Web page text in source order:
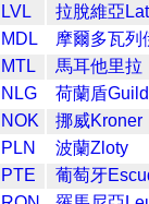
LVL
拉脫維亞
MDL
摩爾多瓦列
MTL
馬耳他里拉
NLG
荷蘭盾
NOK
挪威Kroner
PLN
波蘭Zloty
PTE
葡萄牙